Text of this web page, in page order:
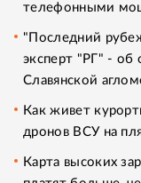
телефонными
"Последний
эксперт "РГ" - об
Славянской
Как живет
дронов ВСУ на
Карта высоких